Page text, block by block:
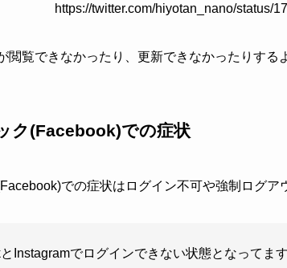
https://twitter.com/hiyotan_nano/status/
閲覧できなかったり、更新できなかったりする
ク(Facebook)での症状
での症状はログイン不可や強制ログア
Instagramでログインできない状態となってま